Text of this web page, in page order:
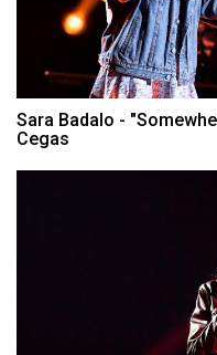
Sara Badalo -
Cegas